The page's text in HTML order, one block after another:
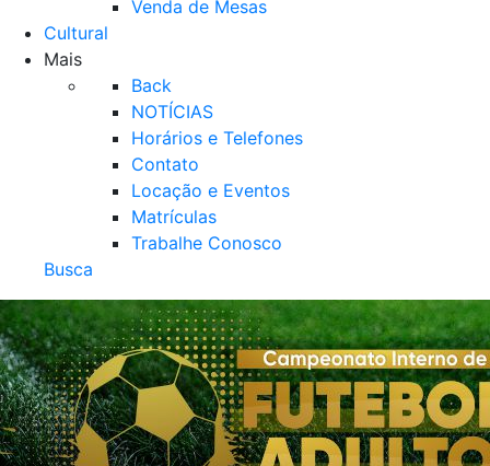
Venda de Mesas
Cultural
Mais
Back
NOTÍCIAS
Horários e Telefones
Contato
Locação e Eventos
Matrículas
Trabalhe Conosco
Busca